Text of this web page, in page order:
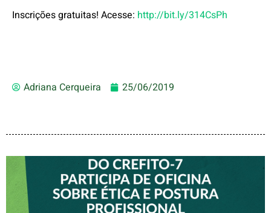
Inscrições gratuitas! Acesse: http://bit.ly/314CsPh
Adriana Cerqueira 25/06/2019